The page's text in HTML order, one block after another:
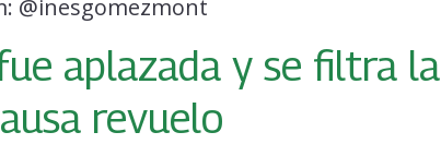
aplazada y se filtra la
revuelo